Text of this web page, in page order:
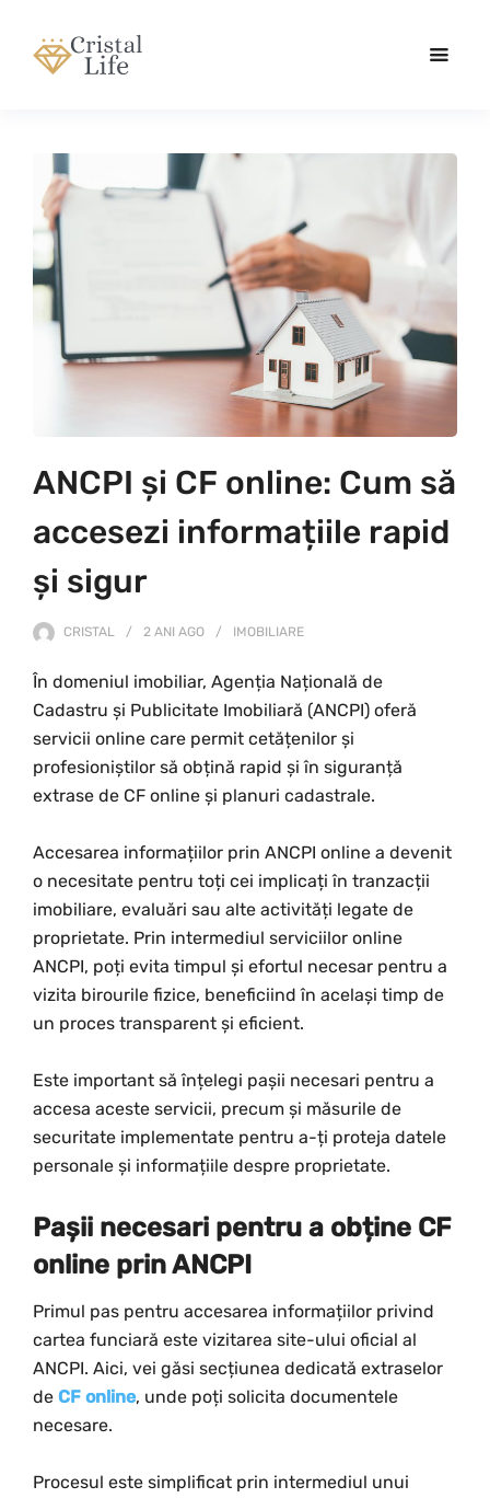
ANCPI și CF online: Cum să
accesezi informațiile rapid
și sigur
CRISTAL 2 ANI AGO IMOBILIARE
În domeniul imobiliar, Agenția Națională de
Cadastru și Publicitate Imobiliară (ANCPI) oferă
servicii online care permit cetățenilor și
profesioniștilor să obțină rapid și în siguranță
extrase de CF online și planuri cadastrale.
Accesarea informațiilor prin ANCPI online a devenit
o necesitate pentru toți cei implicați în tranzacții
imobiliare, evaluări sau alte activități legate de
proprietate. Prin intermediul serviciilor online
ANCPI, poți evita timpul și efortul necesar pentru a
vizita birourile fizice, beneficiind în același timp de
un proces transparent și eficient.
Este important să înțelegi pașii necesari pentru a
accesa aceste servicii, precum și măsurile de
securitate implementate pentru a-ți proteja datele
personale și informațiile despre proprietate.
Pașii necesari pentru a obține CF
online prin ANCPI
Primul pas pentru accesarea informațiilor privind
cartea funciară este vizitarea site-ului oficial al
ANCPI. Aici, vei găsi secțiunea dedicată extraselor
de CF online, unde poți solicita documentele
necesare.
Procesul este simplificat prin intermediul unui